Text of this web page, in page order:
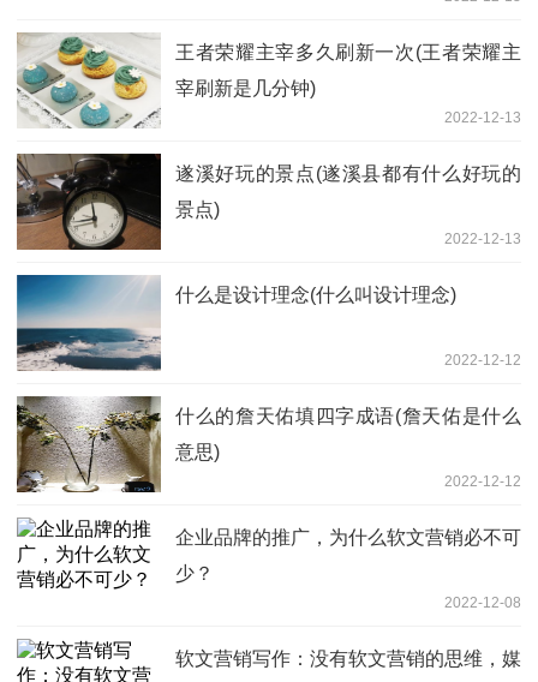
王者荣耀主宰多久刷新一次(王者荣耀主
宰刷新是几分钟)
2022-12-13
遂溪好玩的景点(遂溪县都有什么好玩的
景点)
2022-12-13
什么是设计理念(什么叫设计理念)
2022-12-12
什么的詹天佑填四字成语(詹天佑是什么
意思)
2022-12-12
企业品牌的推广，为什么软文营销必不可
少？
2022-12-08
软文营销写作：没有软文营销的思维，媒